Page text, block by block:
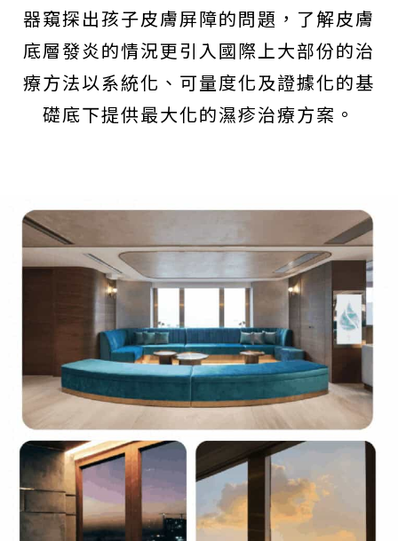
器窺探出孩子皮膚屏障的問題，了解皮膚
底層發炎的情況更引入國際上大部份的治
療方法以系統化、可量度化及證據化的基
礎底下提供最大化的濕疹治療方案。